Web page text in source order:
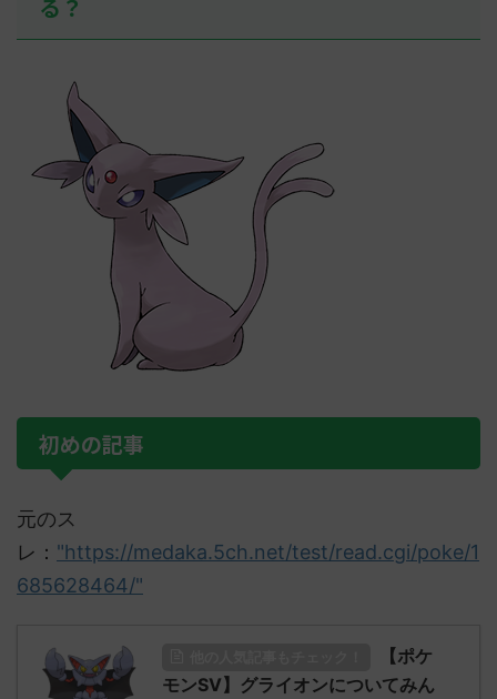
る？
初めの記事
元のス
レ： "https://medaka.5ch.net/test/read.cgi/poke/1
685628464/"
【ポケ
モンSV】グライオンについてみん